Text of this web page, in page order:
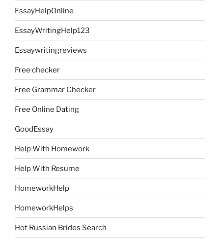
EssayHelpOnline
EssayWritingHelp123
Essaywritingreviews
Free checker
Free Grammar Checker
Free Online Dating
GoodEssay
Help With Homework
Help With Resume
HomeworkHelp
HomeworkHelps
Hot Russian Brides Search